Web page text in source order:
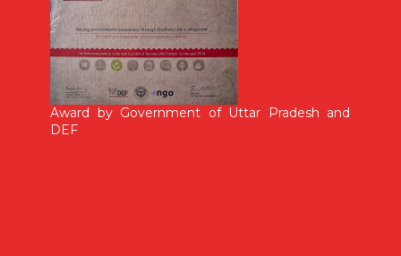
Award by Government of Uttar Pradesh and
DEF